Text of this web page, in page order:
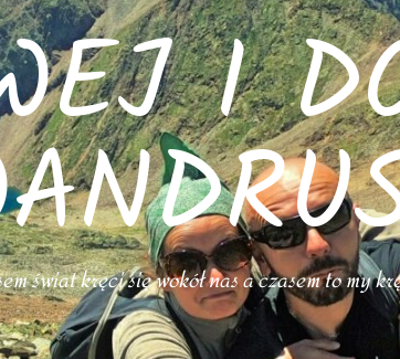
I
świat kręci się wokół nas a czasem to my